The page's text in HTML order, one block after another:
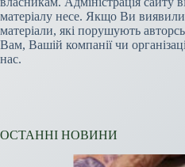
матеріалу несе. Якщо Ви
матеріали, які порушують
Вам, Вашій компанії чи
нас.
ОСТАННІ НОВИНИ